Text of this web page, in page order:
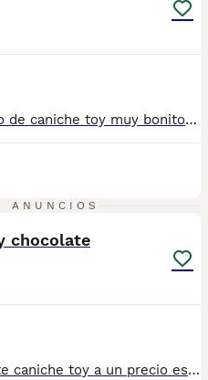
Dos ponible excelente macho de caniche toy muy bonito y mucha calidad de pelo. Se entrega vacunado desparasitado y con cartilla sanitaria
ANUNCIOS
chocolate
Maravilloso machito chocolate caniche toy a un precio espectacular. Nacido y criado en familia con todos los cuidados y atenciones necesarias para que se desarrolle sano y feliz. Llamame o escribeme al numero 653037806 y te explico los detalles. No pierdas la oportunidad. ES451230000020 ES451230000020